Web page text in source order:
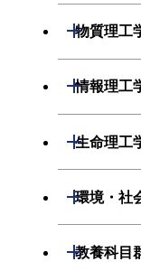
物質理工
開閉
材
開
専
情報理工
開閉
数
開
専
生命理工
開閉
生開閉
環境・社
開閉
建
開
教養科目
開閉